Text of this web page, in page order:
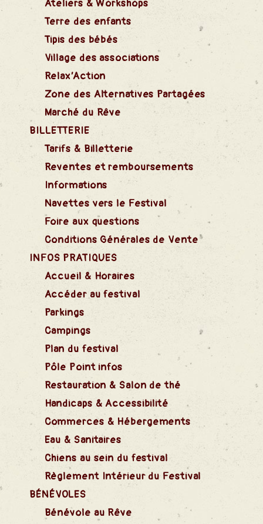
Ateliers & Workshops
Terre des enfants
Tipis des bébés
Village des associations
Relax’Action
Zone des Alternatives Partagées
Marché du Rêve
BILLETTERIE
Tarifs & Billetterie
Reventes et remboursements
Informations
Navettes vers le Festival
Foire aux questions
Conditions Générales de Vente
INFOS PRATIQUES
Accueil & Horaires
Accéder au festival
Parkings
Campings
Plan du festival
Pôle Point infos
Restauration & Salon de thé
Handicaps & Accessibilité
Commerces & Hébergements
Eau & Sanitaires
Chiens au sein du festival
Règlement Intérieur du Festival
BÉNÉVOLES
Bénévole au Rêve